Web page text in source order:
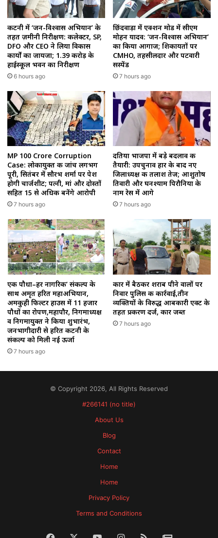
कटनी में ‘जन-विश्वास अभियान’ के
तहत ज़मीनी निरीक्षण: कलेक्टर, SP,
DFO और CEO ने लिया विकास
कार्यों का जायजा; ₹1.39 करोड़ के
हाईस्कूल भवन का निरीक्षण
6 hours ago
छिंदवाड़ा में एक्शन मोड में सीएम
मोहन यादव: ‘जन-विश्वास अभियान’
का किया आगाज; शिकायतों पर
CMHO, तहसीलदार और पटवारी
सस्पेंड
7 hours ago
MP 100 Crore Corruption
Case: लोकायुक्त की जांच लगभग
पूरी, सितंबर में सौरभ शर्मा पर पेश
होगी चार्जशीट; पत्नी, मां और दोस्तों
सहित 15 से अधिक बनेंगे आरोपी
7 hours ago
दतिया भाजपा में बड़े बदलाव की
तैयारी: उपचुनाव हार के बाद नए
जिलाध्यक्ष की तलाश तेज; आशुतोष
तिवारी और घनश्याम पिरौनिया के
नाम रेस में आगे
7 hours ago
एक पौधा–हर नागरिक’ संकल्प के
साथ अमृत हरित महाअभियान,
अमकुही फिल्टर हाउस में 11 हजार
पौधों का रोपण,महापौर, निगमाध्यक्ष
व निगमायुक्त ने किया शुभारंभ,
जनभागीदारी से हरित कटनी के
संकल्प को मिली नई ऊर्जा
7 hours ago
कार में बैठकर शराब पीने वालों पर
निवार पुलिस की कार्रवाई,तीन
व्यक्तियों के विरुद्ध आबकारी एक्ट के
तहत प्रकरण दर्ज, कार जब्त
7 hours ago
© Copyright 2026, All Rights Reserved
#266141 (no title)
About Us
Blog
Contact
Home
Home
Privacy Policy
Terms and Conditions